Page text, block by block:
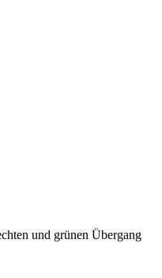
und grünen Übergang